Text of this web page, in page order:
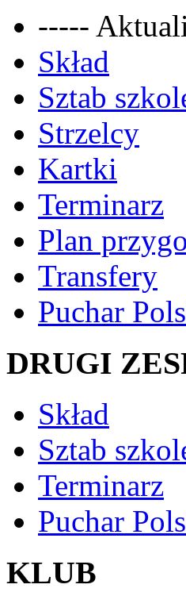
-----
Skład
Sztab
Strzelcy
Kartki
Terminarz
Plan
Transfery
Puchar
DRUGI
Skład
Sztab
Terminarz
Puchar
KLUB